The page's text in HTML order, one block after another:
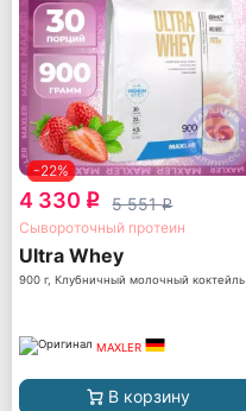
-22%
4 330 q 5 551q
Сывороточный протеин
Ultra Whey
900 г, Клубничный молочный коктейль
MAXLER
В корзину